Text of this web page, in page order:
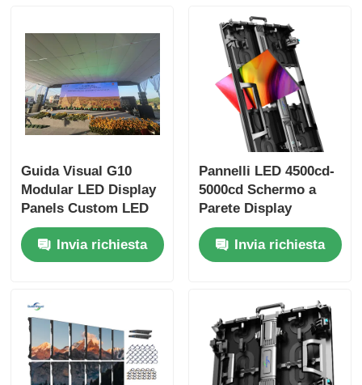
Guida Visual G10
Modular LED Display
Panels Custom LED
Screen per uso
interno ed esterno
Invia richiesta
Pannelli LED 4500cd-
5000cd Schermo a
Parete Display
Digitale per
Pubblicità Esterna
Invia richiesta